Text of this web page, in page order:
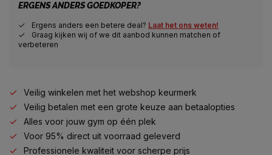
ERGENS ANDERS GOEDKOPER?
Ergens anders een betere deal? Laat het ons weten!
Graag kijken wij of we dit aanbod kunnen matchen of
verbeteren
Veilig winkelen met het webshop keurmerk
Veilig betalen met een grote keuze aan betaalopties
Alles voor jouw gym op één plek
Voor 95% direct uit voorraad geleverd
Professionele kwaliteit voor scherpe prijs